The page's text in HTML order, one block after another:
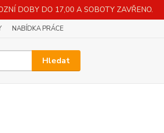
DOBY DO 17,00 A SOBOTY ZAVŘENO.
NABÍDKA PRÁCE
Hledat